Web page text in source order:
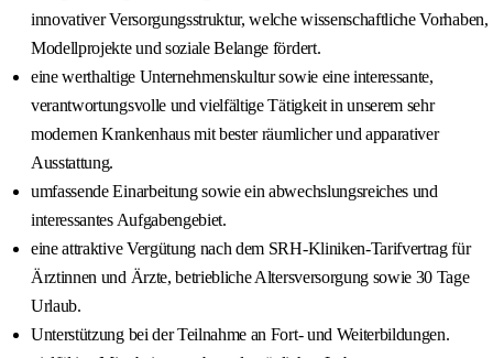
innovativer Versorgungsstruktur, welche wissenschaftliche Vorhaben,
Modellprojekte und soziale Belange fördert.
eine werthaltige Unternehmenskultur sowie eine interessante,
verantwortungsvolle und vielfältige Tätigkeit in unserem sehr
modernen Krankenhaus mit bester räumlicher und apparativer
Ausstattung.
umfassende Einarbeitung sowie ein abwechslungsreiches und
interessantes Aufgabengebiet.
eine attraktive Vergütung nach dem SRH-Kliniken-Tarifvertrag für
Ärztinnen und Ärzte, betriebliche Altersversorgung sowie 30 Tage
Urlaub.
Unterstützung bei der Teilnahme an Fort- und Weiterbildungen.